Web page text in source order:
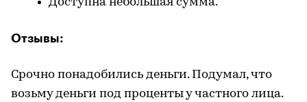
Отзывы:
Срочно понадобились деньги. Подумал, что
возьму деньги под проценты у частного лица.